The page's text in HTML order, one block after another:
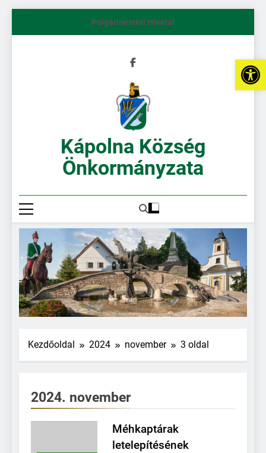
Polgármesteri Hivatal
Kápolna Község
Önkormányzata
Kezdőoldal 2024 november 3 oldal
2024. november
Méhkaptárak
letelepítésének